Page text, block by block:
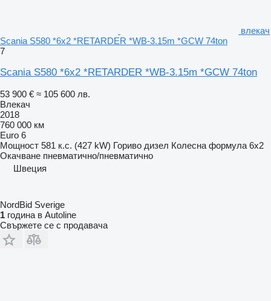
влекач
Scania S580 *6x2 *RETARDER *WB-3.15m *GCW 74ton
7
Scania S580 *6x2 *RETARDER *WB-3.15m *GCW 74ton
53 900 € ≈ 105 600 лв.
Влекач
2018
760 000 км
Euro 6
Мощност 581 к.с. (427 kW) Гориво дизел Колесна формула 6x2
Окачване пневматично/пневматично
Швеция
NordBid Sverige
1 година в Autoline
Свържете се с продавача